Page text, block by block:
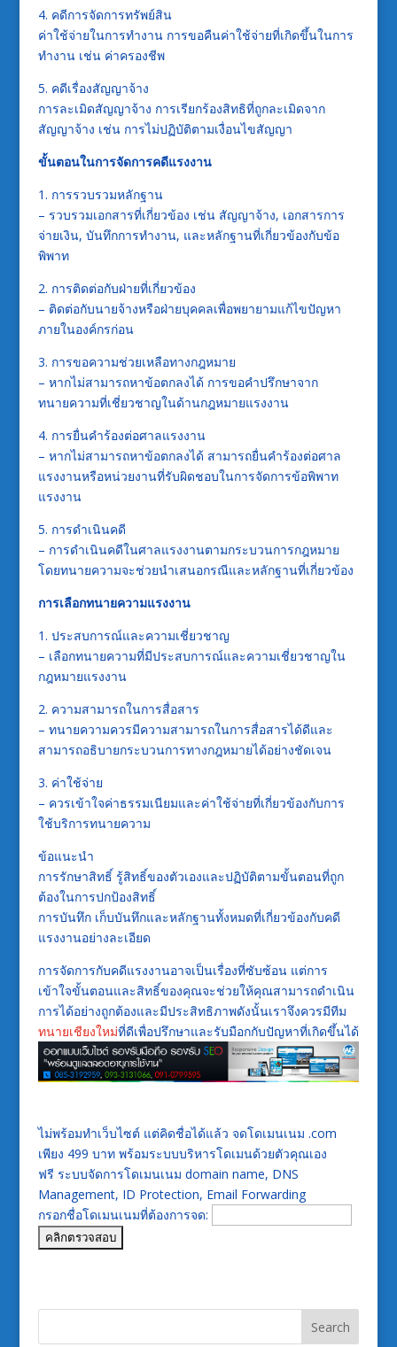
4. คดีการจัดการทรัพย์สิน
ค่าใช้จ่ายในการทำงาน การขอคืนค่าใช้จ่ายที่เกิดขึ้นในการ
ทำงาน เช่น ค่าครองชีพ
5. คดีเรื่องสัญญาจ้าง
การละเมิดสัญญาจ้าง การเรียกร้องสิทธิที่ถูกละเมิดจาก
สัญญาจ้าง เช่น การไม่ปฏิบัติตามเงื่อนไขสัญญา
ขั้นตอนในการจัดการคดีแรงงาน
1. การรวบรวมหลักฐาน
– รวบรวมเอกสารที่เกี่ยวข้อง เช่น สัญญาจ้าง, เอกสารการ
จ่ายเงิน, บันทึกการทำงาน, และหลักฐานที่เกี่ยวข้องกับข้อ
พิพาท
2. การติดต่อกับฝ่ายที่เกี่ยวข้อง
– ติดต่อกับนายจ้างหรือฝ่ายบุคคลเพื่อพยายามแก้ไขปัญหา
ภายในองค์กรก่อน
3. การขอความช่วยเหลือทางกฎหมาย
– หากไม่สามารถหาข้อตกลงได้ การขอคำปรึกษาจาก
ทนายความที่เชี่ยวชาญในด้านกฎหมายแรงงาน
4. การยื่นคำร้องต่อศาลแรงงาน
– หากไม่สามารถหาข้อตกลงได้ สามารถยื่นคำร้องต่อศาล
แรงงานหรือหน่วยงานที่รับผิดชอบในการจัดการข้อพิพาท
แรงงาน
5. การดำเนินคดี
– การดำเนินคดีในศาลแรงงานตามกระบวนการกฎหมาย
โดยทนายความจะช่วยนำเสนอกรณีและหลักฐานที่เกี่ยวข้อง
การเลือกทนายความแรงงาน
1. ประสบการณ์และความเชี่ยวชาญ
– เลือกทนายความที่มีประสบการณ์และความเชี่ยวชาญใน
กฎหมายแรงงาน
2. ความสามารถในการสื่อสาร
– ทนายความควรมีความสามารถในการสื่อสารได้ดีและ
สามารถอธิบายกระบวนการทางกฎหมายได้อย่างชัดเจน
3. ค่าใช้จ่าย
– ควรเข้าใจค่าธรรมเนียมและค่าใช้จ่ายที่เกี่ยวข้องกับการ
ใช้บริการทนายความ
ข้อแนะนำ
การรักษาสิทธิ์ รู้สิทธิ์ของตัวเองและปฏิบัติตามขั้นตอนที่ถูก
ต้องในการปกป้องสิทธิ์
การบันทึก เก็บบันทึกและหลักฐานทั้งหมดที่เกี่ยวข้องกับคดี
แรงงานอย่างละเอียด
การจัดการกับคดีแรงงานอาจเป็นเรื่องที่ซับซ้อน แต่การ
เข้าใจขั้นตอนและสิทธิ์ของคุณจะช่วยให้คุณสามารถดำเนิน
การได้อย่างถูกต้องและมีประสิทธิภาพดังนั้นเราจึงควรมีทีม
ทนายเชียงใหม่ที่ดีเพื่อปรึกษาและรับมือกกับปัญหาที่เกิดขึ้นได้
ไม่พร้อมทำเว็บไซต์ แต่คิดชื่อได้แล้ว จดโดเมนเนม .com
เพียง 499 บาท พร้อมระบบบริหารโดเมนด้วยตัวคุณเอง
ฟรี ระบบจัดการโดเมนเนม domain name, DNS
Management, ID Protection, Email Forwarding
กรอกชื่อโดเมนเนมที่ต้องการจด: